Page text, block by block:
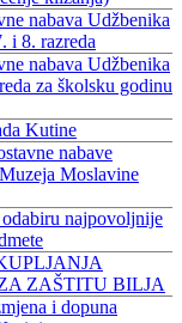
nabava Udžbenika
i 8. razreda
nabava Udžbenika
za školsku godinu
Kutine
nabave
Moslavine
najpovoljnije
ZAŠTITU BILJA
i dopuna